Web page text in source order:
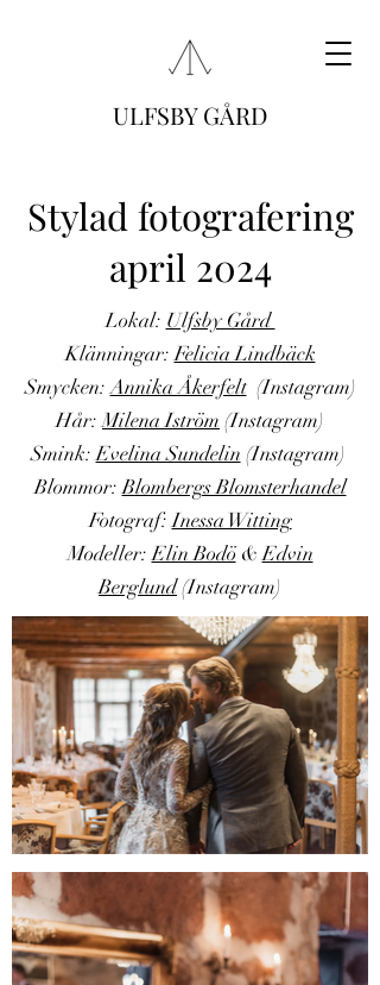
ULFSBY GÅRD
Stylad fotografering
april 2024
Lokal: Ulfsby Gård
Klänningar:Felicia Lindbäck
Smycken:Annika Åkerfelt(Instagram)
Hår:Milena Iström (Instagram)
Smink:Evelina Sundelin (Instagram)
Blommor:Blombergs Blomsterhandel
Fotograf:Inessa Witting
Modeller:Elin Bodö&Edvin
Berglund(Instagram)